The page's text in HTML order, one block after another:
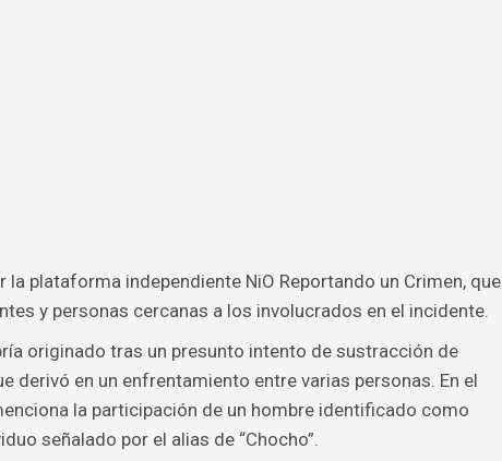
plataforma independiente NiO Reportando un Crimen, que
y personas cercanas a los involucrados en el incidente.
originado tras un presunto intento de sustracción de
derivó en un enfrentamiento entre varias personas. En el
la participación de un hombre identificado como
señalado por el alias de “Chocho”.